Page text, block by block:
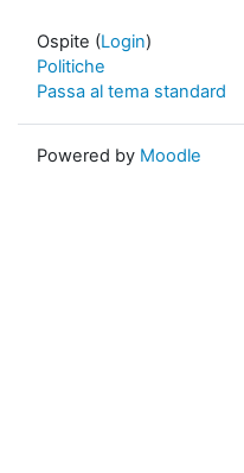
Ospite (Login)
Politiche
Passa al tema standard
Powered by Moodle